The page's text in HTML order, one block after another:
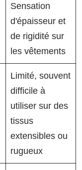
Sensation
d'épaisseur et
de rigidité sur
les vêtements
Limité, souvent
difficile à
utiliser sur des
tissus
extensibles ou
rugueux